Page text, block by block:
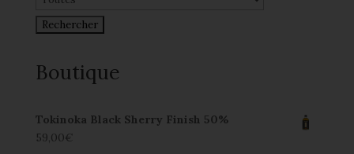
Boutique
Tokinoka Black Sherry Finish 50%
59,00€